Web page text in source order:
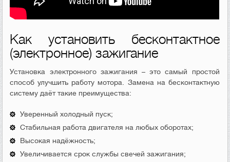
Как установить бесконтактное
(электронное) зажигание
Установка электронного зажигания – это самый простой
способ улучшить работу мотора. Замена на бесконтактную
систему даёт такие преимущества:
Уверенный холодный пуск;
Стабильная работа двигателя на любых оборотах;
Высокая надёжность;
Увеличивается срок службы свечей зажигания;